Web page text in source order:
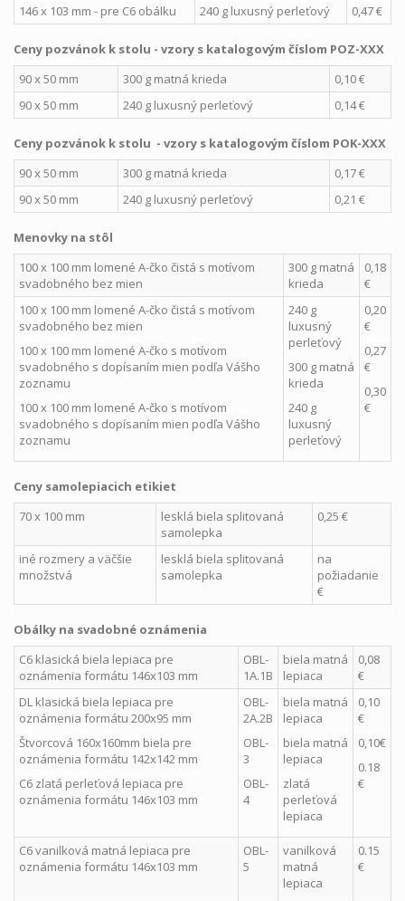
146 x 103 mm - pre C6 obálku
240 g luxusný perleťový 0,47 €
Ceny pozvánok k stolu - vzory s katalogovým číslom POZ-XXX
90 x 50 mm
300 g matná krieda
0,10 €
90 x 50 mm
240 g luxusný perleťový 0,14 €
Ceny pozvánok k stolu - vzory s katalogovým číslom POK-XXX
90 x 50 mm
300 g matná krieda
0,17 €
90 x 50 mm
240 g luxusný perleťový 0,21 €
Menovky na stôl
100 x 100 mm lomené A-čko čistá s motívom
svadobného bez mien
300 g matná
krieda
0,18
€
100 x 100 mm lomené A-čko čistá s motívom
svadobného bez mien
100 x 100 mm lomené A-čko s motívom
svadobného s dopísaním mien podľa Vášho
zoznamu
100 x 100 mm lomené A-čko s motívom
svadobného s dopísaním mien podľa Vášho
zoznamu
240 g
luxusný
perleťový
300 g matná
krieda
240 g
luxusný
perleťový
0,20
€
0,27
€
0,30
€
Ceny samolepiacich etikiet
70 x 100 mm
lesklá biela splitovaná
samolepka
0,25 €
iné rozmery a väčšie
množstvá
lesklá biela splitovaná
samolepka
na
požiadanie
€
Obálky na svadobné oznámenia
C6 klasická biela lepiaca pre
oznámenia formátu 146x103 mm
OBL-
1A.1B
biela matná
lepiaca
0,08
€
DL klasická biela lepiaca pre
oznámenia formátu 200x95 mm
Štvorcová 160x160mm biela pre
oznámenia formátu 142x142 mm
C6 zlatá perleťová lepiaca pre
oznámenia formátu 146x103 mm
OBL-
2A.2B
OBL-
3
OBL-
4
biela matná
lepiaca
biela matná
lepiaca
zlatá
perleťová
lepiaca
0,10
€
0,10€
0.18
€
C6 vanilková matná lepiaca pre
oznámenia formátu 146x103 mm
OBL-
5
vanilková
matná
lepiaca
0.15
€